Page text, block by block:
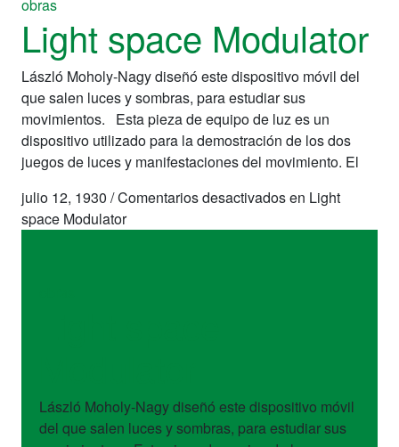
obras
Light space Modulator
László Moholy-Nagy diseñó este dispositivo móvil del
que salen luces y sombras, para estudiar sus
movimientos. Esta pieza de equipo de luz es un
dispositivo utilizado para la demostración de los dos
juegos de luces y manifestaciones del movimiento. El
julio 12, 1930 /Comentarios desactivadosen Light
space Modulator
László Moholy-Nagy diseñó este dispositivo móvil
del que salen luces y sombras, para estudiar sus